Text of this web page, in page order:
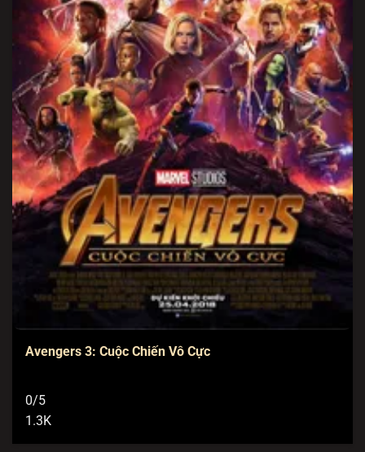
Avengers 3: Cuộc Chiến Vô Cực
0/5
1.3K